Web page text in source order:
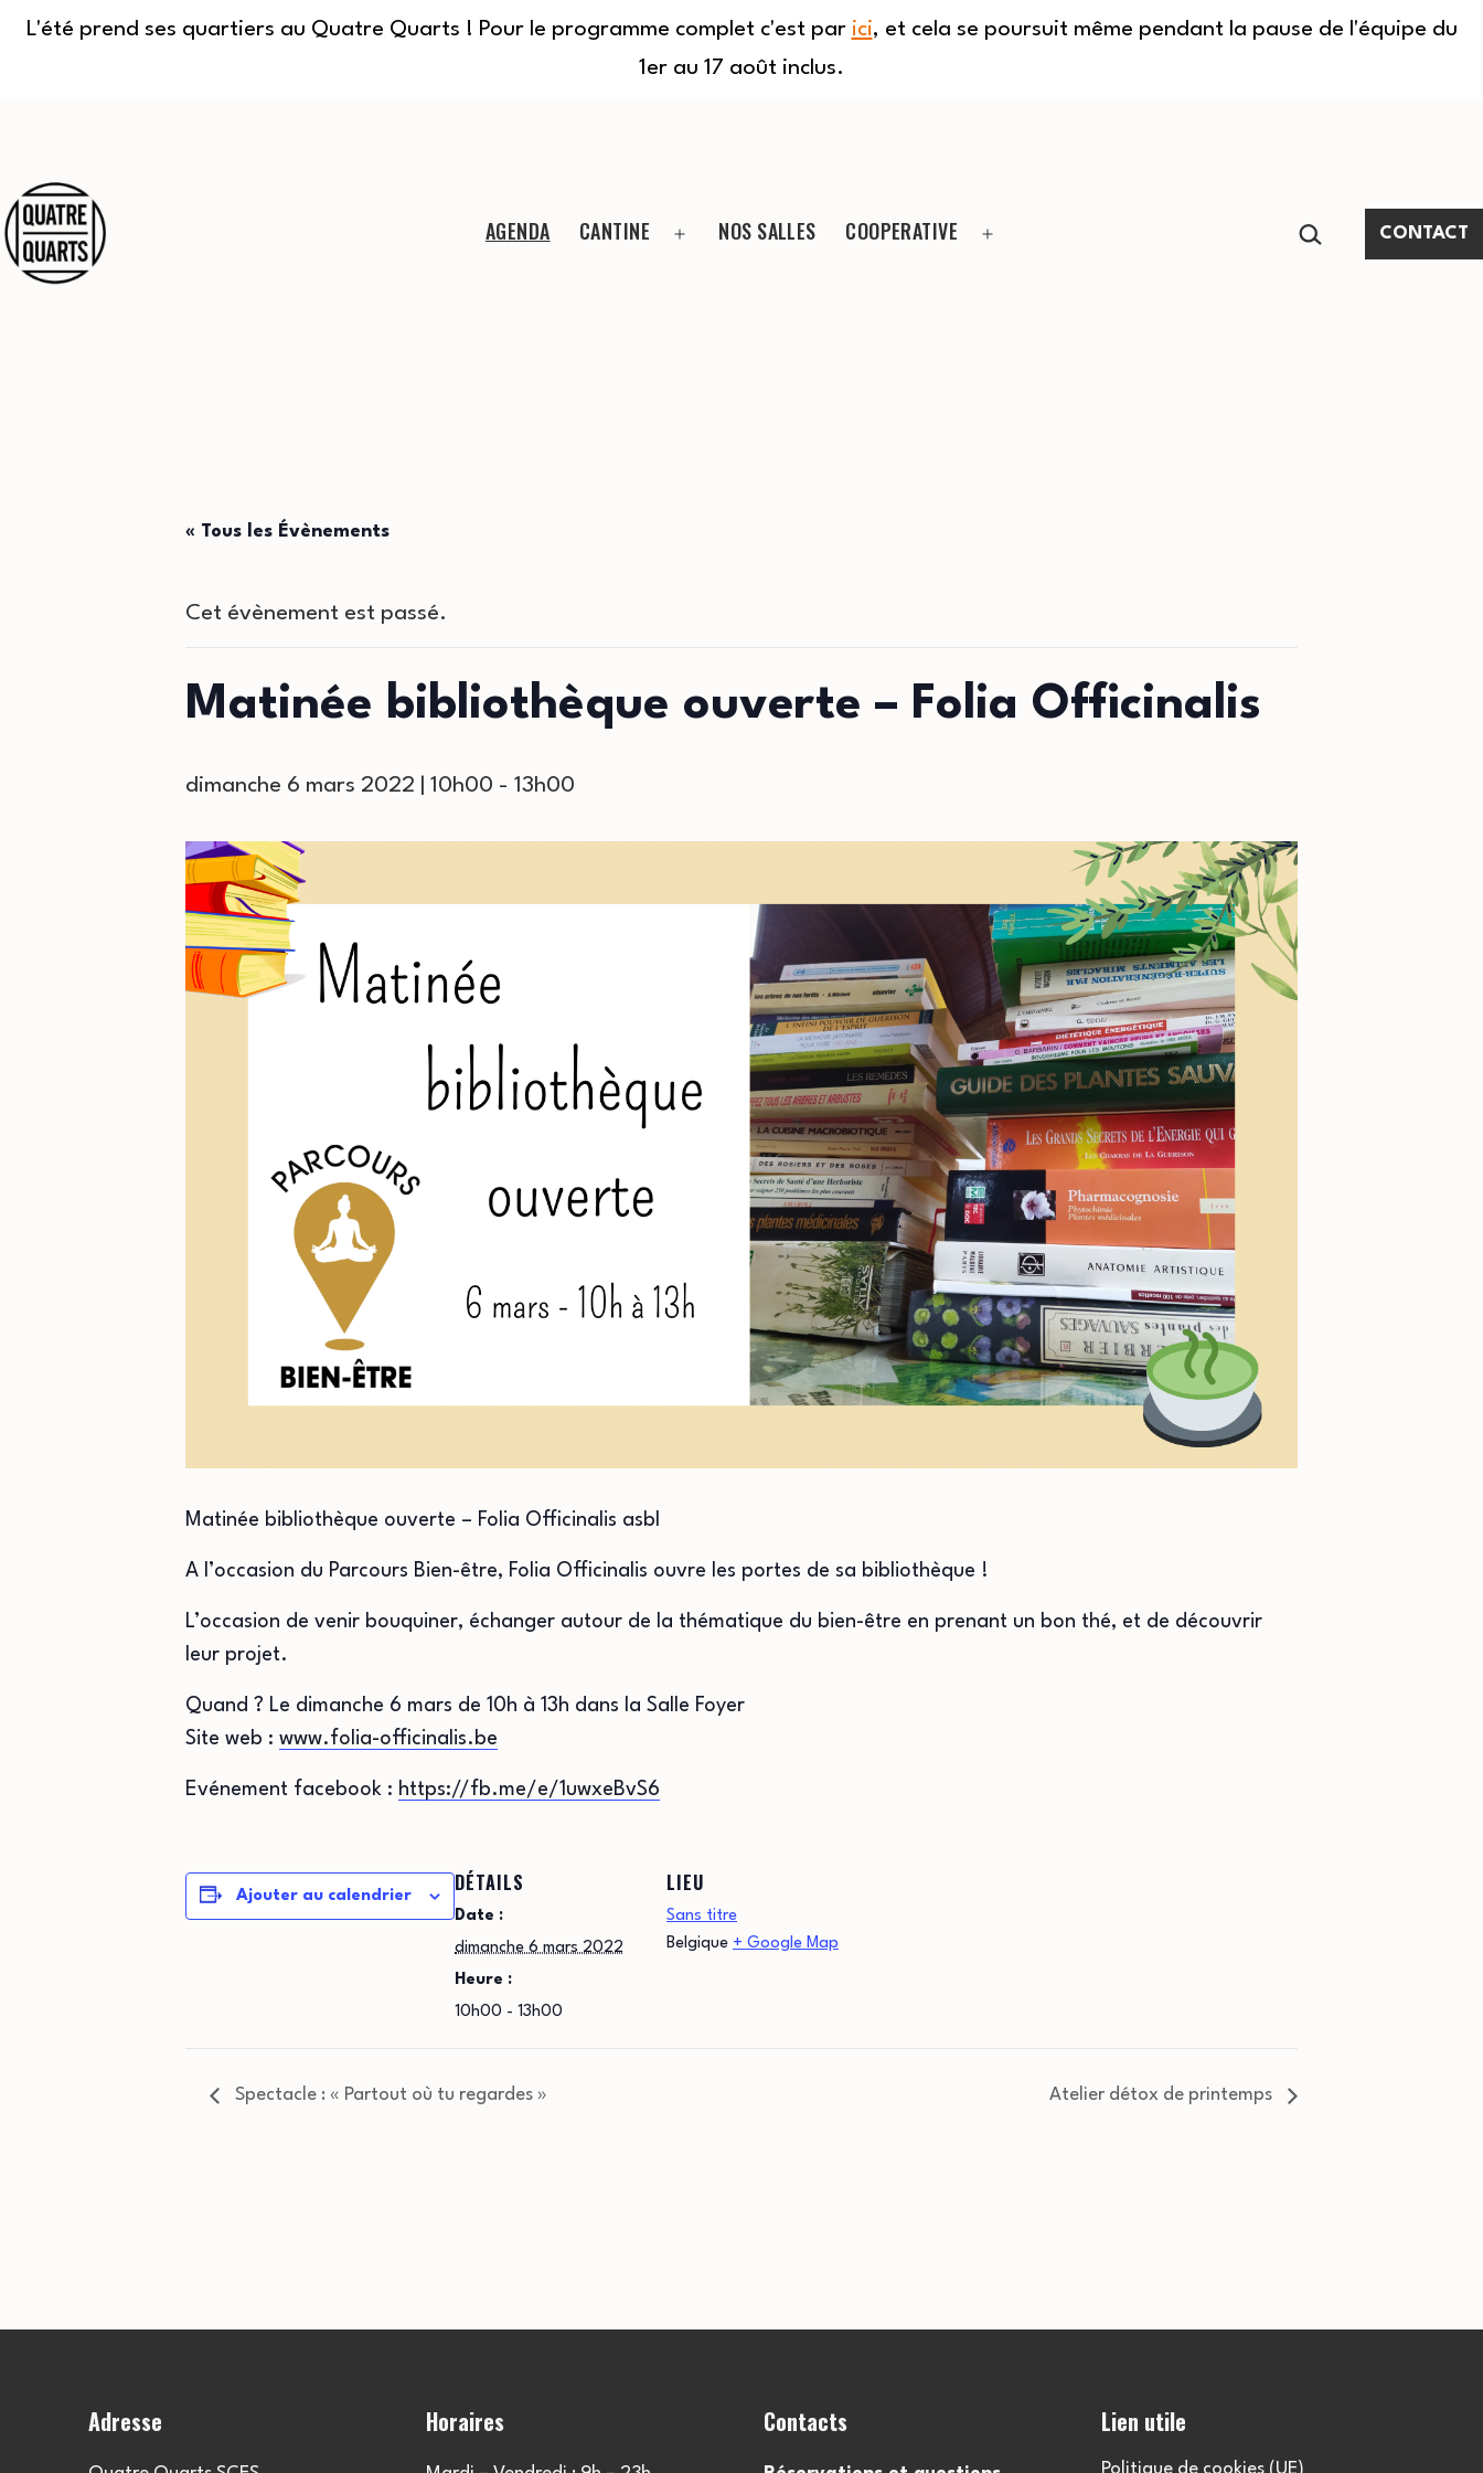
L'été prend ses quartiers au Quatre Quarts ! Pour le programme complet c'est par ici, et cela se poursuit même pendant la pause de l'équipe du
1er au 17 août inclus.
contenu
AGENDA CANTINE NOS SALLES COOPERATIVE RECHERCHER…
CONTACT
« Tous les Évènements
Cet évènement est passé.
Matinée bibliothèque ouverte – Folia Officinalis
dimanche 6 mars 2022 | 10h00 - 13h00
Matinée bibliothèque ouverte – Folia Officinalis asbl
A l’occasion du Parcours Bien-être, Folia Officinalis ouvre les portes de sa bibliothèque !
L’occasion de venir bouquiner, échanger autour de la thématique du bien-être en prenant un bon thé, et de découvrir
leur projet.
Quand ? Le dimanche 6 mars de 10h à 13h dans la Salle Foyer
Site web : www.folia-officinalis.be
Evénement facebook : https://fb.me/e/1uwxeBvS6
Ajouter au calendrier
DÉTAILS
Date :
dimanche 6 mars 2022
Heure :
10h00 - 13h00
LIEU
Sans titre
Belgique + Google Map
Spectacle : « Partout où tu regardes » Atelier détox de printemps
Adresse Horaires Contacts Lien utile